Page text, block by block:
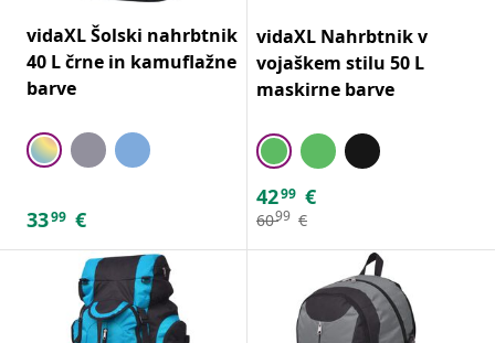
vidaXL Šolski nahrbtnik
40 L črne in kamuflažne
barve
3399 €
vidaXL Nahrbtnik v
vojaškem stilu 50 L
maskirne barve
4299 €
6099 €